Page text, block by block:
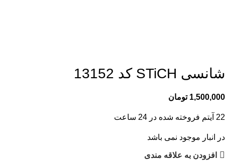
شانسی STiCH کد 13152
1,500,000 تومان
22 آیتم فروخته شده در 24 ساعت
در انبار موجود نمی باشد
افزودن به علاقه مندی